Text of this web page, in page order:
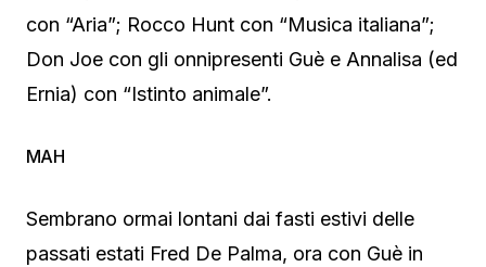
con “Aria”; Rocco Hunt con “Musica italiana”;
Don Joe con gli onnipresenti Guè e Annalisa (ed
Ernia) con “Istinto animale”.
MAH
Sembrano ormai lontani dai fasti estivi delle
passati estati Fred De Palma, ora con Guè in